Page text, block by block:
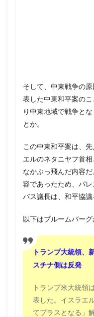
そして、中東戦争の
表した中東和平案の
り中東地域で戦争と
とか。
この中東和平案は、
エルのネタニヤフ首
なかぶっ飛んだ内容
容であったため、パ
バス議長は、和平協議
以下はブルームバーグ
トランプ大統領、
スチナ側は反発
トランプ米大統領
表した。イスラエ
てプラスとなる」